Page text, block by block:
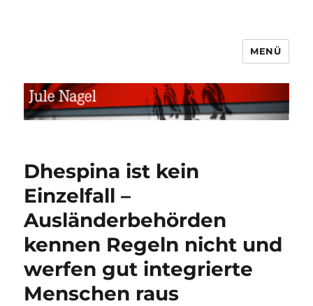
MENÜ
Dhespina ist kein
Einzelfall –
Ausländerbehörden
kennen Regeln nicht und
werfen gut integrierte
Menschen raus